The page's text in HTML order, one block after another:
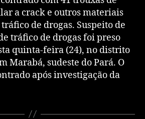
a crack e outros materiais
de drogas. Suspeito de
tráfico de drogas foi preso
quinta-feira (24), no distrito
Marabá, sudeste do Pará. O
após investigação da